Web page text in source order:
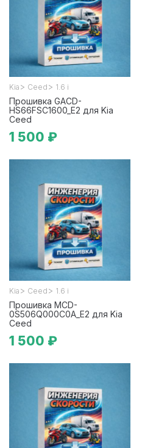
Kia > Ceed > 1.6 i
Прошивка GACD-
HS66FSC1600_E2 для Kia
Ceed
1 500 ₽
Kia > Ceed > 1.6 i
Прошивка MCD-
0S506Q000C0A_E2 для Kia
Ceed
1 500 ₽